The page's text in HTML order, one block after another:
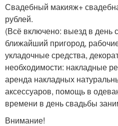
Свадебный макияж+
рублей.
(Всё включено: выезд в день
ближайший пригород,
укладочные средства,
необходимости: накладные
аренда накладных
аксессуаров, помощь в
времени в день свадьбы
Внимание!